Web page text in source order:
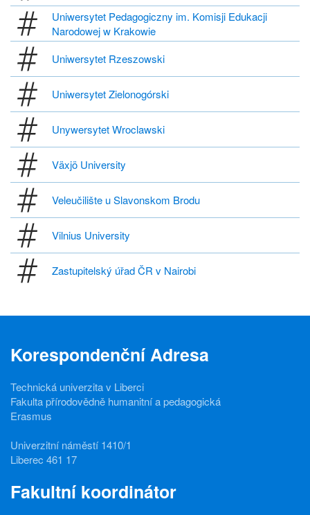
Uniwersytet Pedagogiczny im. Komisji Edukacji
Narodowej w Krakowie
Uniwersytet Rzeszowski
Uniwersytet Zielonogórski
Unywersytet Wroclawski
Växjö University
Veleučilište u Slavonskom Brodu
Vilnius University
Zastupitelský úřad ČR v Nairobi
Korespondenční Adresa
Technická univerzita v Liberci
Fakulta přírodovědně humanitní a pedagogická
Erasmus
Univerzitní náměstí 1410/1
Liberec 461 17
Fakultní koordinátor